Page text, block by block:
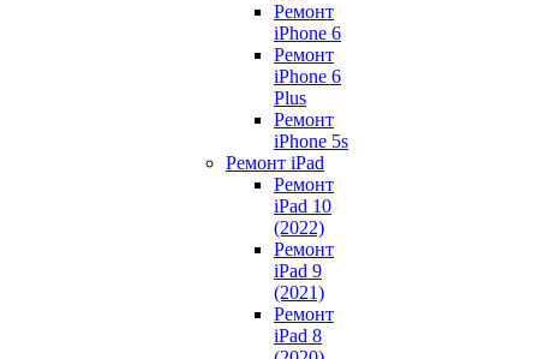
Ремонт
iPhone 6
Ремонт
iPhone 6
Plus
Ремонт
iPhone 5s
Ремонт iPad
Ремонт
iPad 10
(2022)
Ремонт
iPad 9
(2021)
Ремонт
iPad 8